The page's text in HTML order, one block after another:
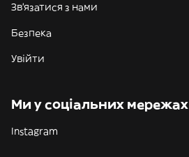
Зв'язатися з нами
Безпека
Увійти
Ми у соціальних мережах
Instagram